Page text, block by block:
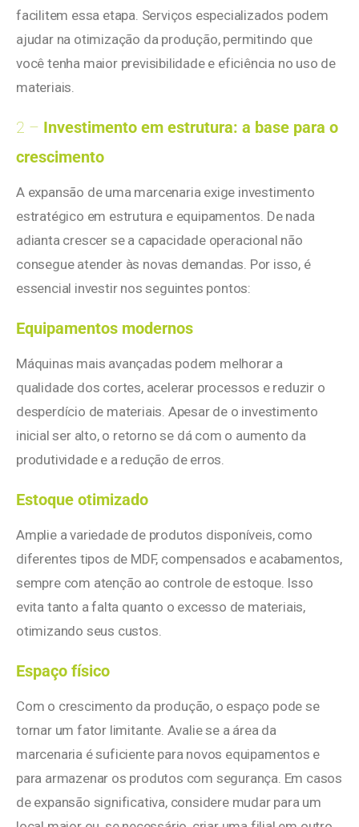
facilitem essa etapa. Serviços especializados podem
ajudar na otimização da produção, permitindo que
você tenha maior previsibilidade e eficiência no uso de
materiais.
2 – Investimento em estrutura: a base para o
crescimento
A expansão de uma marcenaria exige investimento
estratégico em estrutura e equipamentos. De nada
adianta crescer se a capacidade operacional não
consegue atender às novas demandas. Por isso, é
essencial investir nos seguintes pontos:
Equipamentos modernos
Máquinas mais avançadas podem melhorar a
qualidade dos cortes, acelerar processos e reduzir o
desperdício de materiais. Apesar de o investimento
inicial ser alto, o retorno se dá com o aumento da
produtividade e a redução de erros.
Estoque otimizado
Amplie a variedade de produtos disponíveis, como
diferentes tipos de MDF, compensados e acabamentos,
sempre com atenção ao controle de estoque. Isso
evita tanto a falta quanto o excesso de materiais,
otimizando seus custos.
Espaço físico
Com o crescimento da produção, o espaço pode se
tornar um fator limitante. Avalie se a área da
marcenaria é suficiente para novos equipamentos e
para armazenar os produtos com segurança. Em casos
de expansão significativa, considere mudar para um